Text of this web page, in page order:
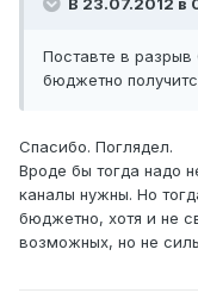
В 23.07.2012 в
Поставте в разрыв
бюджетно
Спасибо. Поглядел.
Вроде бы тогда надо
каналы нужны. Но
бюджетно, хотя и не
возможных, но не